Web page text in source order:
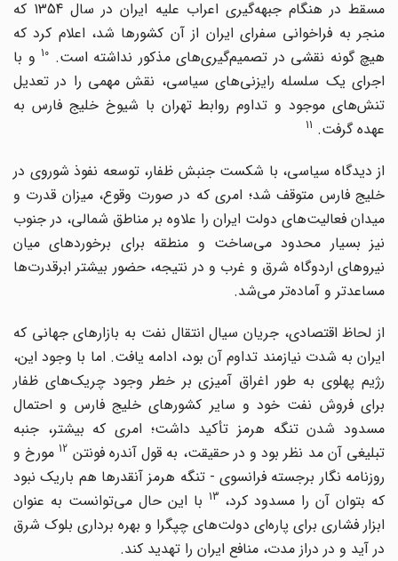
مسقط در هنگام جبهه‌گیری اعراب علیه ایران در سال 1354 که
منجر به فراخوانی سفرای ایران از آن کشورها شد، اعلام کرد که
هیچ گونه نقشی در تصمیم‌گیری‌های مذکور نداشته است.10
و با
اجرای یک سلسله رایزنی‌های سیاسی، نقش مهمی را در تعدیل
تنش‌های موجود و تداوم روابط تهران با شیوخ خلیج فارس به
عهده گرفت.11
از دیدگاه سیاسی، با شکست جنبش ظفار، توسعه نفوذ شوروی در
خلیج فارس متوقف شد؛ امری که در صورت وقوع، میزان قدرت و
میدان فعالیت‌های دولت ایران را علاوه بر مناطق شمالی، در جنوب
نیز بسیار محدود می‌ساخت و منطقه برای برخوردهای میان
نیروهای اردوگاه شرق و غرب و در نتیجه، حضور بیشتر ابرقدرت‌ها
مساعدتر و آماده‌تر می‌شد.
از لحاظ اقتصادی، جریان سیال انتقال نفت به بازارهای جهانی که
ایران به شدت نیازمند تداوم آن بود، ادامه یافت. اما با وجود این،
رژیم پهلوی به طور اغراق آمیزی بر خطر وجود چریک‌های ظفار
برای فروش نفت خود و سایر کشورهای خلیج فارس و احتمال
مسدود شدن تنگه هرمز تأکید داشت؛ امری که بیشتر، جنبه
تبلیغی آن مد نظر بود و در حقیقت، به قول آندره فونتن12 مورخ و
روزنامه نگار برجسته فرانسوی - تنگه هرمز آنقدرها هم باریک نبود
که بتوان آن را مسدود کرد،13
با این حال می‌توانست به عنوان
ابزار فشاری برای پاره‌ای دولت‌های چپگرا و بهره برداری بلوک شرق
در آید و در دراز مدت، منافع ایران را تهدید کند.